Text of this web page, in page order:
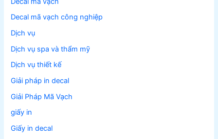
Decal mã vạch công nghiệp
Dịch vụ
Dịch vụ spa và thẩm mỹ
Dịch vụ thiết kế
Giải pháp in decal
Giải Pháp Mã Vạch
giấy in
Giấy in decal